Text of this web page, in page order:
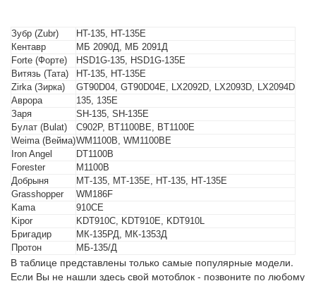
Зубр (Zubr)
HT-135, HT-135E
Кентавр
МБ 2090Д, МБ 2091Д
Forte (Форте)
HSD1G-135, HSD1G-135E
Витязь (Тата)
HT-135, HT-135E
Zirka (Зирка)
GT90D04, GT90D04E, LX2092D, LX2093D, LX2094D
Аврора
135, 135E
Заря
SH-135, SH-135E
Булат (Bulat)
C902P, BT1100BЕ, BT1100E
Weima (Вейма)WM1100B, WM1100BE
Iron Angel
DT1100B
Forester
M1100B
Добрыня
МТ-135, МТ-135Е, НТ-135, НТ-135Е
Grasshopper
WM186F
Kama
910CE
Kipor
KDT910C, KDT910E, KDT910L
Бригадир
МК-135РД, МК-1353Д
Протон
МБ-135/Д
В таблице представлены только самые популярные модели.
Если Вы не нашли здесь свой мотоблок - позвоните по любому